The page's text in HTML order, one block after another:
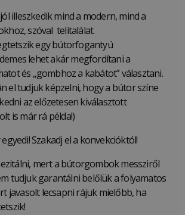
illeszkedik mind a modern, mind a
szóval telitalálat.
egy bútorfogantyú
lehet akár megfordítani a
és „gombhoz a kabátot” választani.
el tudjuk képzelni, hogy a bútor színe
az előzetesen kiválasztott
is már rá példa!)
Szakadj el a konvekcióktól!
mert a bútorgombok messziről
tudjuk garantálni belőlük a folyamatos
javasolt lecsapni rájuk mielőbb, ha